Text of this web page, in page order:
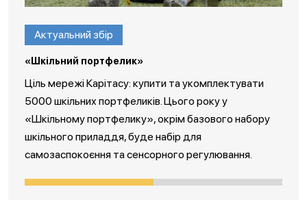
Актуальний збір
«Шкільний портфелик»
Ціль мережі Карітасу: купити та укомплектувати
5000 шкільних портфеликів. Цього року у
«Шкільному портфелику», окрім базового набору
шкільного приладдя, буде набір для
самозаспокоєння та сенсорного регулювання.